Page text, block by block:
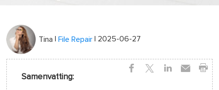
Tina |File Repair | 2025-06-27
Samenvatting: